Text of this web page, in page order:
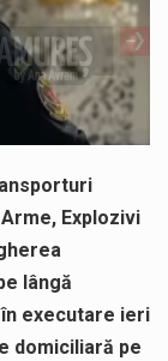
Proiectul pentru reconstrucția definitivă a podului peste râul Săsar din Baia Mare avansează într-o nouă etapă concretă. După asigurarea finanțării…
COD GALBEN. Interval de valabilitate: 07 august, ora 12.00 – 07 august, ora 23.00 / Fenomene vizate: instabilitate atmosferică, intensificări…
Explozivi
lângă
executare ieri
domiciliară pe